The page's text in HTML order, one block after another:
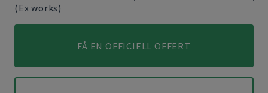
(Ex works)
FÅ EN OFFICIELL OFFERT